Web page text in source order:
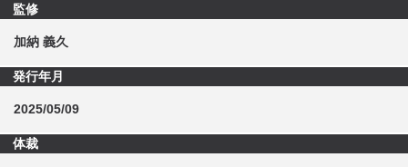
監修
加納 義久
発行年月
2025/05/09
体裁